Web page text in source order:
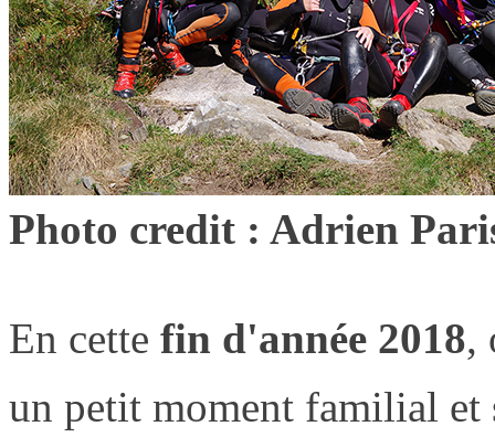
Photo credit : Adrien
En cette fin d'année 2018,
un petit moment familial et